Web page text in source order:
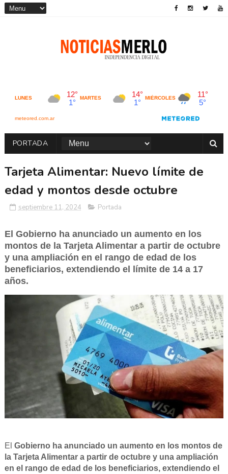
PORTADA
Tarjeta Alimentar: Nuevo límite de
edad y montos desde octubre
septiembre 11, 2024 Portada
El Gobierno ha anunciado un aumento en los
montos de la Tarjeta Alimentar a partir de octubre
y una ampliación en el rango de edad de los
beneficiarios, extendiendo el límite de 14 a 17
años.
El Gobierno ha anunciado un aumento en los montos de
la Tarjeta Alimentar a partir de octubre y una ampliación
en el rango de edad de los beneficiarios, extendiendo el